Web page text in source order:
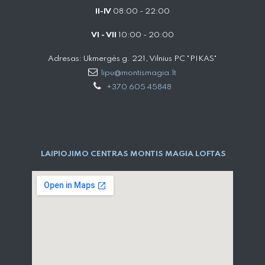
II-IV 08:00 - 22:00
VI - VII 10:00 - 20:00
Adresas: Ukmergės g. 221, Vilnius PC "PIKAS"
lipu@montismagia.lt
+370 605 45848
LAIPIOJIMO CENTRAS MONTIS MAGIA LOFTAS